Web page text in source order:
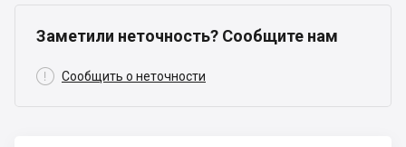
Заметили неточность? Сообщите нам
 Сообщить о неточности